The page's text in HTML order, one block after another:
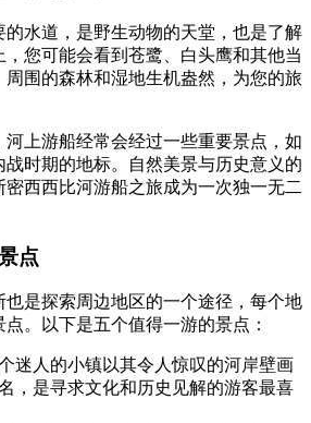
的水道，是野生动物的天堂，也是了解
，您可能会看到苍鹭、白头鹰和其他当
围的森林和湿地生机盎然，为您的旅
上游船经常会经过一些重要景点，如
时期的地标。自然美景与历史意义的
西西比河游船之旅成为一次独一无二
点
是探索周边地区的一个途径，每个地
。以下是五个值得一游的景点：
个迷人的小镇以其令人惊叹的河岸壁画
，是寻求文化和历史见解的游客最喜